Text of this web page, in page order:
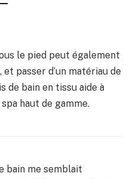
le pied peut également
passer d’un matériau de
de bain en tissu aide à
haut de gamme.
bain me semblait